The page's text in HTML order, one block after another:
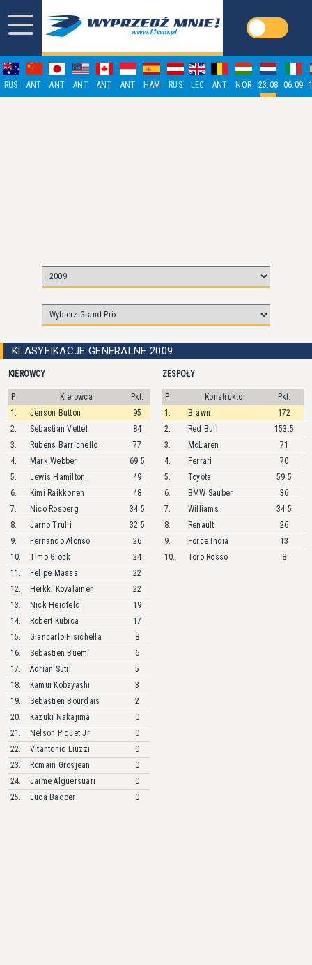
RUS ANT ANT ANT ANT ANT HAM RUS LEC ANT NOR 23.08 06.09
KLASYFIKACJE GENERALNE 2009
KIEROWCY
P. Kierowca
Pkt.
1.
Jenson Button
95
2.
Sebastian Vettel
84
3.
Rubens Barrichello
77
4.
MarkWebber
69.5
5.
Lewis Hamilton
49
6.
Kimi Raikkonen
48
7.
NicoRosberg
34.5
8.
Jarno Trulli
32.5
9.
FernandoAlonso
26
10.
TimoGlock
24
11.
Felipe Massa
22
12.
Heikki Kovalainen
22
13.
NickHeidfeld
19
14.
Robert Kubica
17
15.
Giancarlo Fisichella
8
16.
Sebastien Buemi
6
17.
Adrian Sutil
5
18.
Kamui Kobayashi
3
19.
Sebastien Bourdais
2
20.
Kazuki Nakajima
0
21.
Nelson Piquet Jr
0
22.
Vitantonio Liuzzi
0
23.
Romain Grosjean
0
24.
Jaime Alguersuari
0
25.
Luca Badoer 0
ZESPOŁY
P. Konstruktor
Pkt.
1.
Brawn
172
2.
Red Bull
153.5
3.
McLaren
71
4.
Ferrari
70
5.
Toyota
59.5
6.
BMW Sauber
36
7.
Williams
34.5
8.
Renault
26
9.
Force India
13
10.
Toro Rosso 8